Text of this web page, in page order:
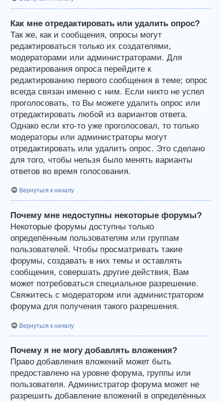
Как мне отредактировать или удалить опрос?
Так же, как и сообщения, опросы могут
редактироваться только их создателями,
модераторами или администраторами. Для
редактирования опроса перейдите к
редактированию первого сообщения в теме; опрос
всегда связан именно с ним. Если никто не успел
проголосовать, то Вы можете удалить опрос или
отредактировать любой из вариантов ответа.
Однако если кто-то уже проголосовал, то только
модераторы или администраторы могут
отредактировать или удалить опрос. Это сделано
для того, чтобы нельзя было менять варианты
ответов во время голосования.
Вернуться к началу
Почему мне недоступны некоторые форумы?
Некоторые форумы доступны только
определённым пользователям или группам
пользователей. Чтобы просматривать такие
форумы, создавать в них темы и оставлять
сообщения, совершать другие действия, Вам
может потребоваться специальное разрешение.
Свяжитесь с модератором или администратором
форума для получения такого разрешения.
Вернуться к началу
Почему я не могу добавлять вложения?
Право добавления вложений может быть
предоставлено на уровне форума, группы или
пользователя. Администратор форума может не
разрешить добавление вложений в определённых